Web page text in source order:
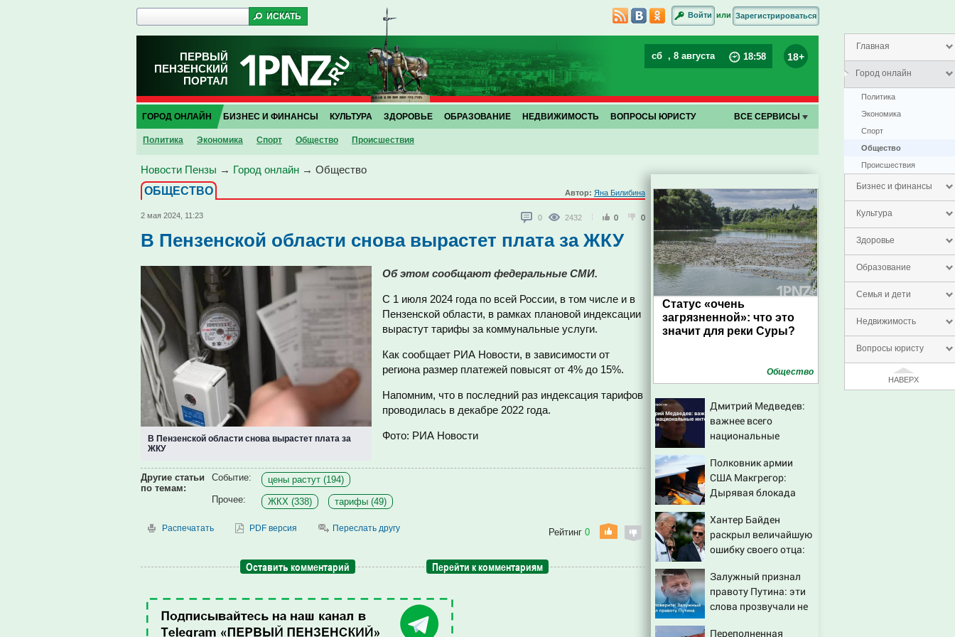
Главная
Город онлайн
Политика
Экономика
Спорт
Общество
Проиcшествия
Бизнес и финансы
Культура
Здоровье
Образование
Семья и дети
Недвижимость
Вопросы юристу
НАВЕРХ
Войти или Зарегистрироваться
ПЕРВЫЙ
ПЕНЗЕНСКИЙ
ПОРТАЛ
сб , 8 августа 18:58 18+
ГОРОД ОНЛАЙН
Политика Экономика Спорт Общество Проиcшествия
БИЗНЕС И ФИНАНСЫ КУЛЬТУРА ЗДОРОВЬЕ ОБРАЗОВАНИЕ НЕДВИЖИМОСТЬ ВОПРОСЫ ЮРИСТУ ВСЕ СЕРВИСЫ
Новости Пензы → Город онлайн → Общество
ОБЩЕСТВО
Автор: Яна Билибина
2 мая 2024, 11:23 0 2432 0 0
В Пензенской области снова вырастет плата за ЖКУ
В Пензенской области снова вырастет плата за
ЖКУ
Об этом сообщают федеральные СМИ.
С 1 июля 2024 года по всей России, в том числе и в
Пензенской области, в рамках плановой индексации
вырастут тарифы за коммунальные услуги.
Как сообщает РИА Новости, в зависимости от
региона размер платежей повысят от 4% до 15%.
Напомним, что в последний раз индексация тарифов
проводилась в декабре 2022 года.
Фото: РИА Новости
Другие статьи
по темам:
Событие:
цены растут (194)
Прочее:
ЖКХ (338) тарифы (49)
Распечатать PDF версия Переслать другу Рейтинг 0
Оставить комментарий Перейти к комментариям
Статус «очень
загрязненной»: что это
значит для реки Суры?
Общество
Дмитрий Медведев:
важнее всего
национальные
Полковник армии
США Макгрегор:
Дырявая блокада
командовании ВМФ
России за это полетят
головы?
Хантер Байден
раскрыл величайшую
ошибку своего отца:
Трампа
Залужный признал
правоту Путина: эти
слова прозвучали не
Переполненная